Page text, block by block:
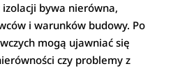
bywa nierówna,
i warunków budowy. Po
mogą ujawniać się
czy problemy z